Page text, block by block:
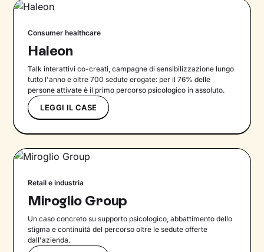
Consumer healthcare
Haleon
Talk interattivi co-creati, campagne di sensibilizzazione lungo
tutto l'anno e oltre 700 sedute erogate: per il 76% delle
persone attivate è il primo percorso psicologico in assoluto.
LEGGI IL CASE
Retail e industria
Miroglio Group
Un caso concreto su supporto psicologico, abbattimento dello
stigma e continuità del percorso oltre le sedute offerte
dall'azienda.